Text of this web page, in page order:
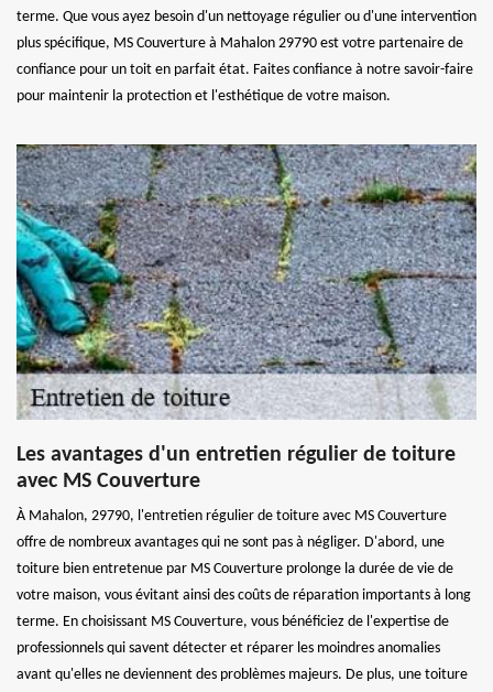
terme. Que vous ayez besoin d'un nettoyage régulier ou d'une intervention
plus spécifique, MS Couverture à Mahalon 29790 est votre partenaire de
confiance pour un toit en parfait état. Faites confiance à notre savoir-faire
pour maintenir la protection et l'esthétique de votre maison.
Les avantages d'un entretien régulier de toiture
avec MS Couverture
À Mahalon, 29790, l'entretien régulier de toiture avec MS Couverture
offre de nombreux avantages qui ne sont pas à négliger. D'abord, une
toiture bien entretenue par MS Couverture prolonge la durée de vie de
votre maison, vous évitant ainsi des coûts de réparation importants à long
terme. En choisissant MS Couverture, vous bénéficiez de l'expertise de
professionnels qui savent détecter et réparer les moindres anomalies
avant qu'elles ne deviennent des problèmes majeurs. De plus, une toiture